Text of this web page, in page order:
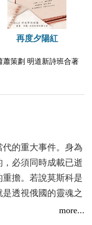
再度夕陽紅
蕭策劃 明道新詩班合著
的重大事件。身為
必須同時成載已逝
擔。若說莫斯科是
透視俄國的靈魂之
與守護東方傳統間
more...